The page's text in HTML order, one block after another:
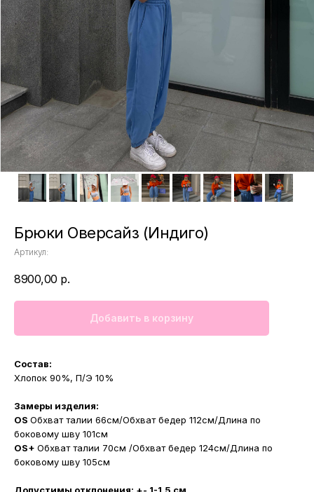
Брюки Оверсайз (Индиго)
Артикул:
8900,00 р.
Добавить в корзину
Состав:
Хлопок 90%, П/Э 10%
Замеры изделия:
OS Обхват талии 66см/Обхват бедер 112см/Длина по
боковому шву 101см
OS+ Обхват талии 70см /Обхват бедер 124см/Длина по
боковому шву 105см